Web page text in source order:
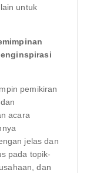
untuk
pemikiran
acara
jelas dan
pada topik-
dan